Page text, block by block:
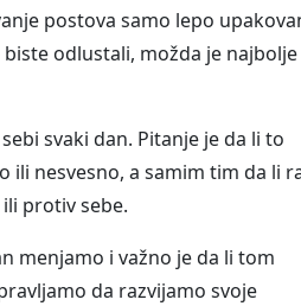
postova samo lepo
odlustali, možda je najbolje
svaki dan. Pitanje je da li to
ili nesvesno, a samim tim da li
protiv sebe.
menjamo i važno je da li tom
da razvijamo svoje